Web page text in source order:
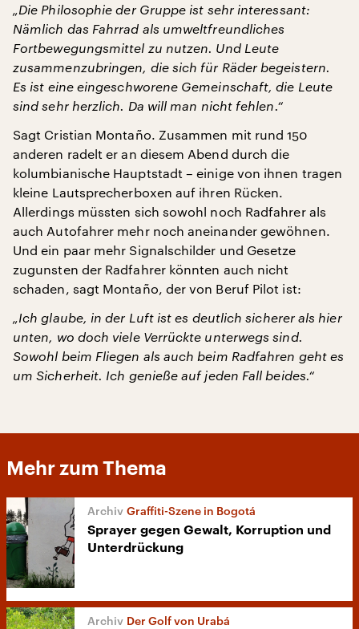
„Die Philosophie der Gruppe ist sehr interessant:
Nämlich das Fahrrad als umweltfreundliches
Fortbewegungsmittel zu nutzen. Und Leute
zusammenzubringen, die sich für Räder begeistern.
Es ist eine eingeschworene Gemeinschaft, die Leute
sind sehr herzlich. Da will man nicht fehlen.“
Sagt Cristian Montaño. Zusammen mit rund 150
anderen radelt er an diesem Abend durch die
kolumbianische Hauptstadt – einige von ihnen tragen
kleine Lautsprecherboxen auf ihren Rücken.
Allerdings müssten sich sowohl noch Radfahrer als
auch Autofahrer mehr noch aneinander gewöhnen.
Und ein paar mehr Signalschilder und Gesetze
zugunsten der Radfahrer könnten auch nicht
schaden, sagt Montaño, der von Beruf Pilot ist:
„Ich glaube, in der Luft ist es deutlich sicherer als hier
unten, wo doch viele Verrückte unterwegs sind.
Sowohl beim Fliegen als auch beim Radfahren geht es
um Sicherheit. Ich genieße auf jeden Fall beides.“
Mehr zum Thema
Graffiti-Szene in Bogotá
Sprayer gegen Gewalt, Korruption und
Unterdrückung
Der Golf von Urabá